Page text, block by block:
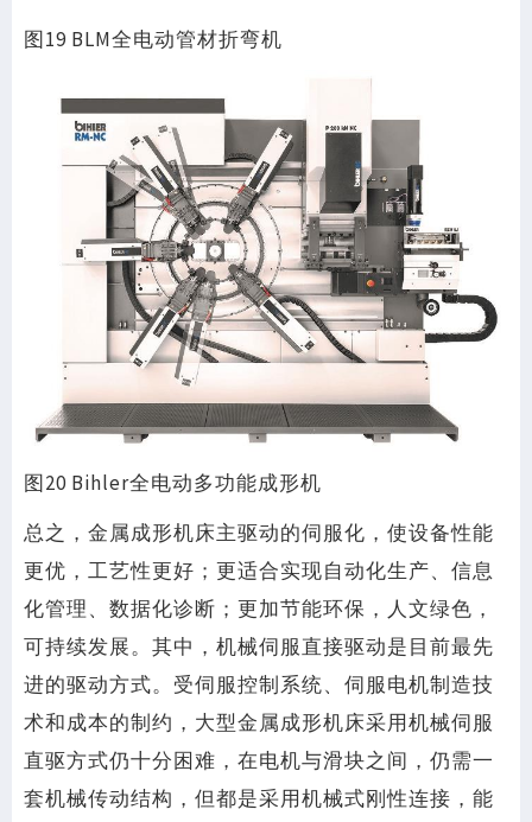
图19 BLM全电动管材折弯机
图20 Bihler全电动多功能成形机
总之，金属成形机床主驱动的伺服化，使设备性能
更优，工艺性更好；更适合实现自动化生产、信息
化管理、数据化诊断；更加节能环保，人文绿色，
可持续发展。其中，机械伺服直接驱动是目前最先
进的驱动方式。受伺服控制系统、伺服电机制造技
术和成本的制约，大型金属成形机床采用机械伺服
直驱方式仍十分困难，在电机与滑块之间，仍需一
套机械传动结构，但都是采用机械式刚性连接，能